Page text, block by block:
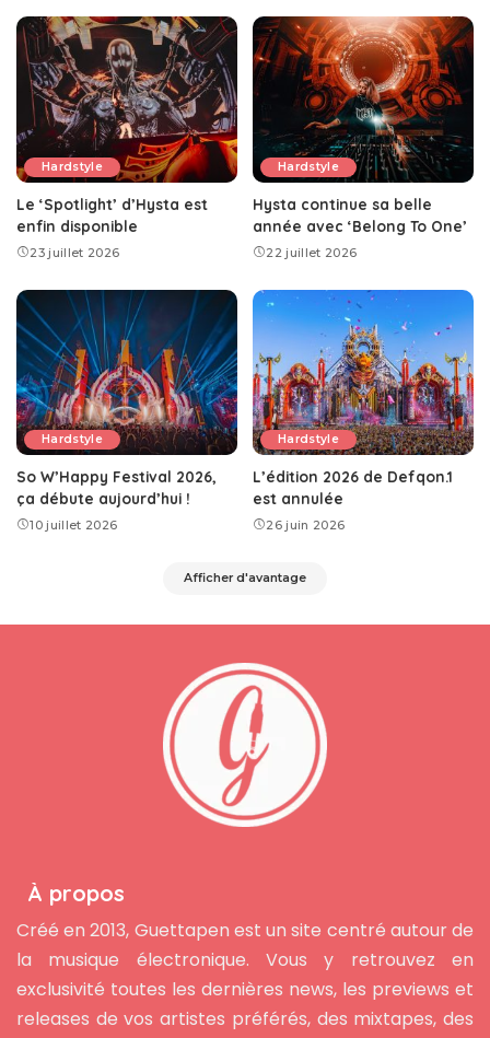
Hardstyle
Le ‘Spotlight’ d’Hysta est
enfin disponible
23 juillet 2026
Hardstyle
Hysta continue sa belle
année avec ‘Belong To One’
22 juillet 2026
Hardstyle
So W’Happy Festival 2026,
ça débute aujourd’hui !
10 juillet 2026
Hardstyle
L’édition 2026 de Defqon.1
est annulée
26 juin 2026
Afficher d'avantage
À propos
Créé en 2013, Guettapen est un site centré autour de
la musique électronique. Vous y retrouvez en
exclusivité toutes les dernières news, les previews et
releases de vos artistes préférés, des mixtapes, des